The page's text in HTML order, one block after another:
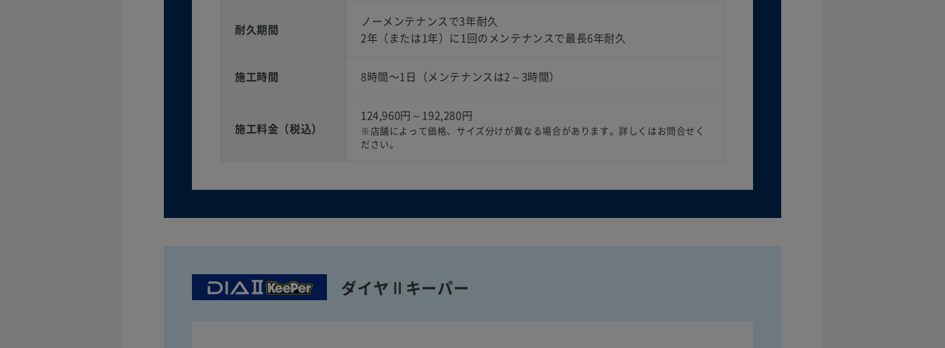
耐久期間
ノーメンテナンスで3年耐久
2年（または1年）に1回のメンテナンスで最長6年耐久
施工時間 8時間〜1日（メンテナンスは2～3時間）
施工料金（税込）
124,960円～192,280円
※店舗によって価格、サイズ分けが異なる場合があります。詳しくはお問合せく
ださい。
ダイヤⅡキーパー